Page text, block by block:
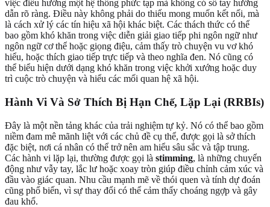
việc điều hướng một hệ thống phức tạp mà không có sổ tay hướng
dẫn rõ ràng. Điều này không phải do thiếu mong muốn kết nối, mà
là cách xử lý các tín hiệu xã hội khác biệt. Các thách thức có thể
bao gồm khó khăn trong việc diễn giải giao tiếp phi ngôn ngữ như
ngôn ngữ cơ thể hoặc giọng điệu, cảm thấy trò chuyện vu vơ khó
hiểu, hoặc thích giao tiếp trực tiếp và theo nghĩa đen. Nó cũng có
thể biểu hiện dưới dạng khó khăn trong việc khởi xướng hoặc duy
trì cuộc trò chuyện và hiểu các mối quan hệ xã hội.
Hành Vi Và Sở Thích Bị Hạn Chế, Lặp Lại (RRBIs)
Đây là một nền tảng khác của trải nghiệm tự kỷ. Nó có thể bao gồm
niềm đam mê mãnh liệt với các chủ đề cụ thể, được gọi là sở thích
đặc biệt, nơi cá nhân có thể trở nên am hiểu sâu sắc và tập trung.
Các hành vi lặp lại, thường được gọi là stimming, là những chuyển
động như vẫy tay, lắc lư hoặc xoay tròn giúp điều chỉnh cảm xúc và
đầu vào giác quan. Nhu cầu mạnh mẽ về thói quen và tính dự đoán
cũng phổ biến, vì sự thay đổi có thể cảm thấy choáng ngợp và gây
đau khổ.